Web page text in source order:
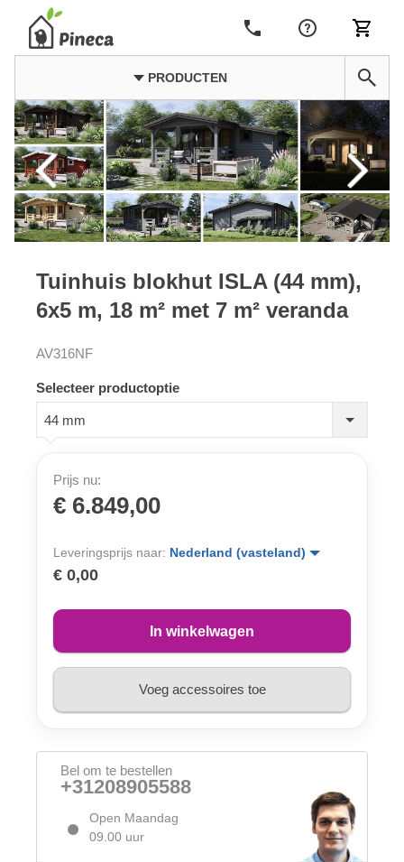
PRODUCTEN
Tuinhuis blokhut ISLA (44 mm),
6x5 m, 18 m² met 7 m² veranda
AV316NF
Selecteer productoptie
44 mm
Prijs nu:
€ 6.849,00
Leveringsprijs naar: Nederland (vasteland)
€ 0,00
In winkelwagen
Voeg accessoires toe
Bel om te bestellen
+31208905588
Open Maandag
09.00 uur